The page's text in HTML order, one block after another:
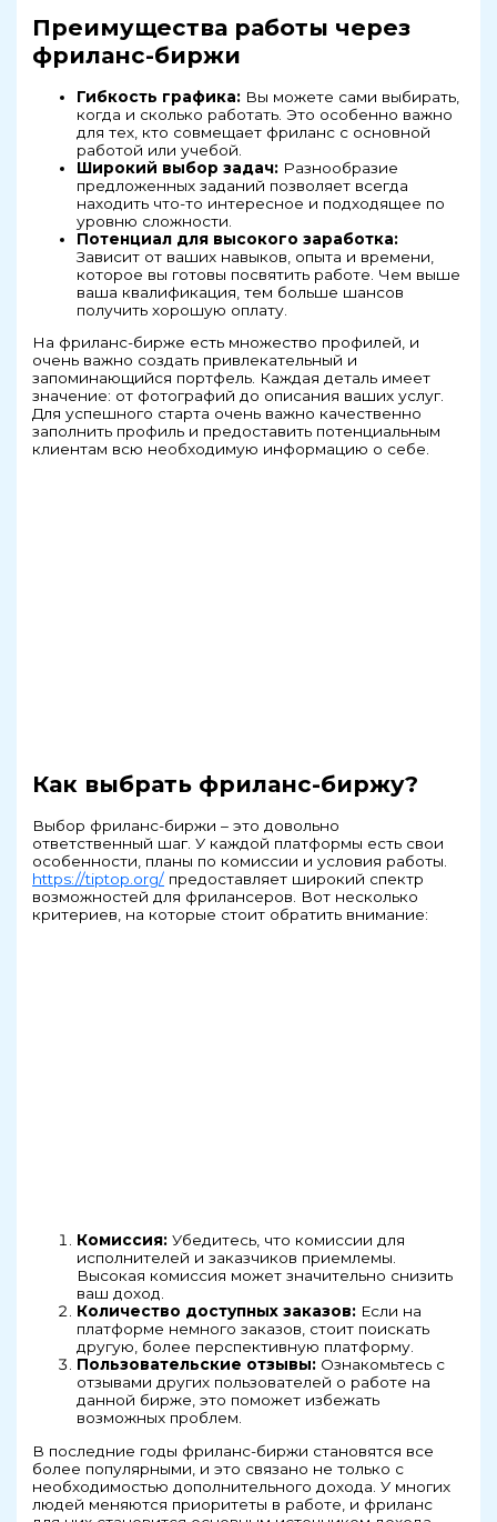
Преимущества работы через
фриланс-биржи
Гибкость графика: Вы можете сами выбирать,
когда и сколько работать. Это особенно важно
для тех, кто совмещает фриланс с основной
работой или учебой.
Широкий выбор задач: Разнообразие
предложенных заданий позволяет всегда
находить что-то интересное и подходящее по
уровню сложности.
Потенциал для высокого заработка:
Зависит от ваших навыков, опыта и времени,
которое вы готовы посвятить работе. Чем выше
ваша квалификация, тем больше шансов
получить хорошую оплату.
На фриланс-бирже есть множество профилей, и
очень важно создать привлекательный и
запоминающийся портфель. Каждая деталь имеет
значение: от фотографий до описания ваших услуг.
Для успешного старта очень важно качественно
заполнить профиль и предоставить потенциальным
клиентам всю необходимую информацию о себе.
Как выбрать фриланс-биржу?
Выбор фриланс-биржи – это довольно
ответственный шаг. У каждой платформы есть свои
особенности, планы по комиссии и условия работы.
https://tiptop.org/ предоставляет широкий спектр
возможностей для фрилансеров. Вот несколько
критериев, на которые стоит обратить внимание:
Комиссия: Убедитесь, что комиссии для
исполнителей и заказчиков приемлемы.
Высокая комиссия может значительно снизить
ваш доход.
Количество доступных заказов: Если на
платформе немного заказов, стоит поискать
другую, более перспективную платформу.
Пользовательские отзывы: Ознакомьтесь с
отзывами других пользователей о работе на
данной бирже, это поможет избежать
возможных проблем.
В последние годы фриланс-биржи становятся все
более популярными, и это связано не только с
необходимостью дополнительного дохода. У многих
людей меняются приоритеты в работе, и фриланс